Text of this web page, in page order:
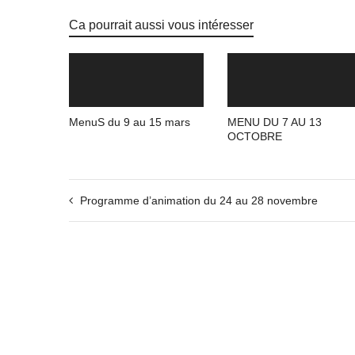
Ca pourrait aussi vous intéresser
MenuS du 9 au 15 mars
MENU DU 7 AU 13
OCTOBRE
Programme d’animation du 24 au 28 novembre